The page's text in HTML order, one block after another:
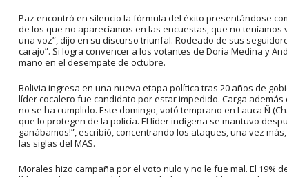
Paz encontró en silencio la fórmula del éxito presentándose
de los que no aparecíamos en las encuestas, que no
una voz”, dijo en su discurso triunfal. Rodeado de sus
carajo”. Si logra convencer a los votantes de Doria Medina y
mano en el desempate de octubre.
Bolivia ingresa en una nueva etapa política tras 20 años de
líder cocalero fue candidato por estar impedido. Carga
no se ha cumplido. Este domingo, votó temprano en Lauca Ñ
que lo protegen de la policía. El líder indígena se mantuvo
ganábamos!”, escribió, concentrando los ataques, una vez
las siglas del MAS.
Morales hizo campaña por el voto nulo y no le fue mal. El 19%